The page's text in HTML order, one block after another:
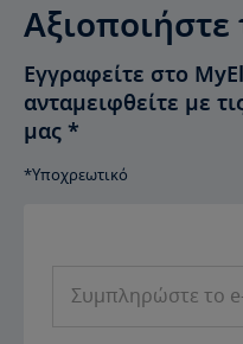
Εγγραφείτε στο
ανταμειφθείτε με
μας*
*Υποχρεωτικό